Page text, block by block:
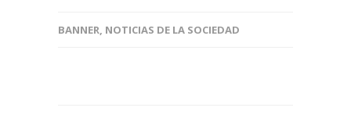
BANNER, NOTICIAS DE LA SOCIEDAD